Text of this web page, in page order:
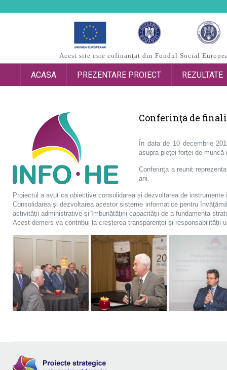
Acest site este cofinanţat din Fondul Social
ACASA PREZENTARE PROIECT REZULTATE
Conferinţa de
În data de 10 decembrie
asupra pieței forței de muncă
Conferința a reunit
ani.
Proiectul a avut ca obiective consolidarea și dezvoltarea de
Consolidarea şi dezvoltarea acestor sisteme informatice pentru
activităţii administrative şi îmbunătăţirii capacităţii de a fundamenta
Acest demers va contribui la creşterea transparenţei şi